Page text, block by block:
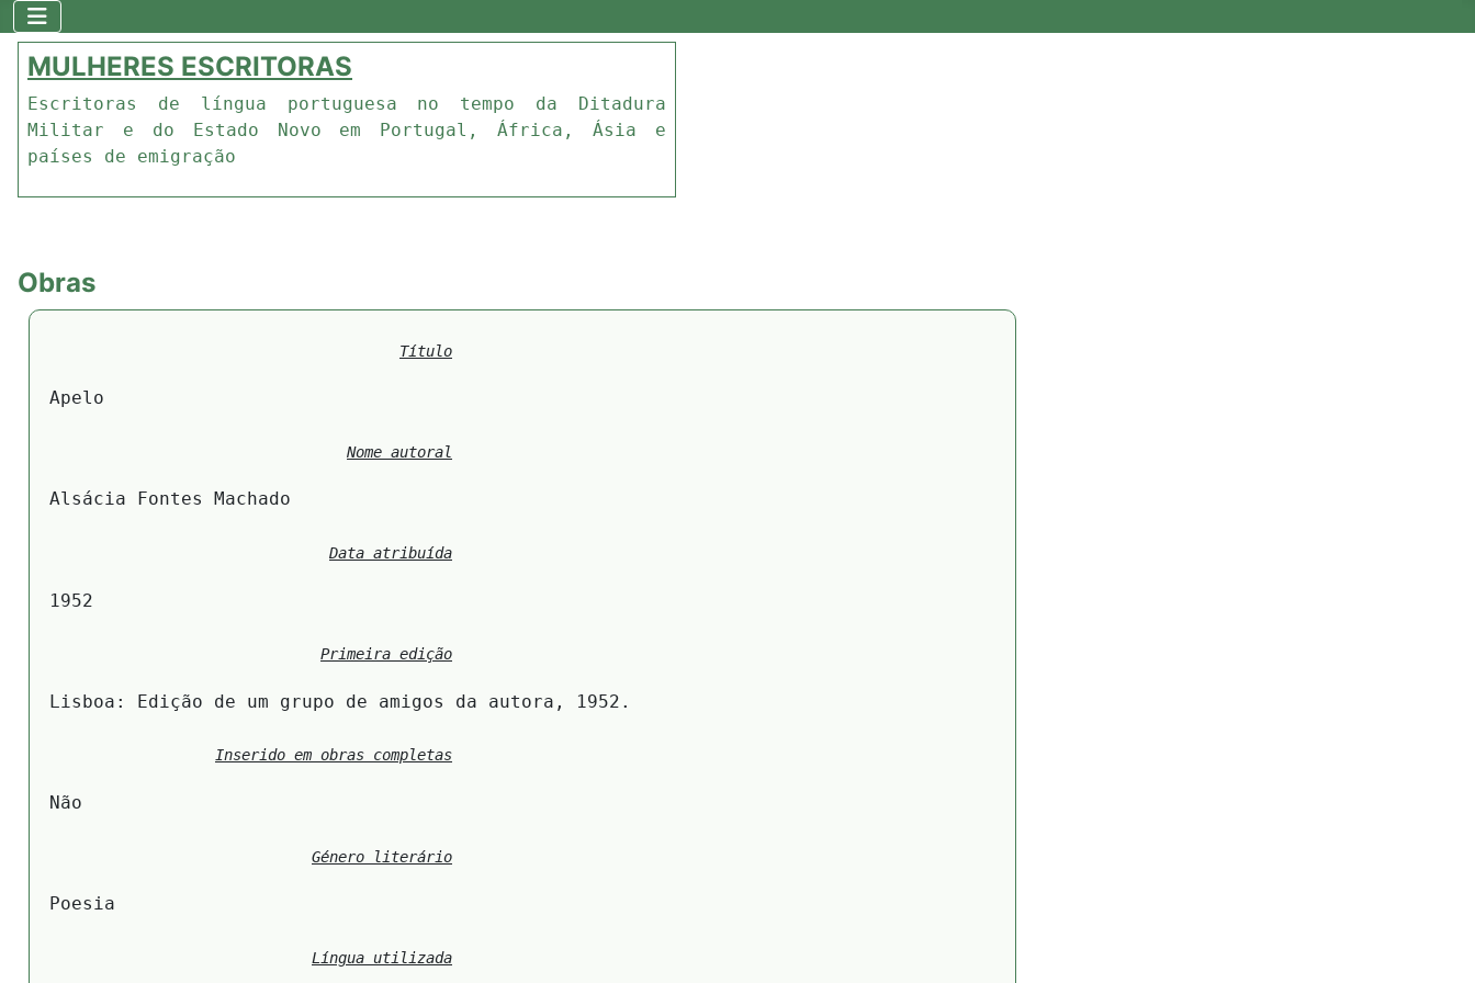
MULHERES ESCRITORAS
Escritoras de língua portuguesa no tempo da Ditadura
Militar e do Estado Novo em Portugal, África, Ásia e
países de emigração
Obras
Título
Apelo
Nome autoral
Alsácia Fontes Machado
Data atribuída
1952
Primeira edição
Lisboa: Edição de um grupo de amigos da autora, 1952.
Inserido em obras completas
Não
Género literário
Poesia
Língua utilizada